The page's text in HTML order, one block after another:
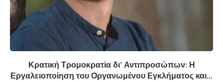
Κρατική Τρομοκρατία δι’ Αντιπροσώπων: Η
Εργαλειοποίηση του Οργανωμένου Εγκλήματος και...